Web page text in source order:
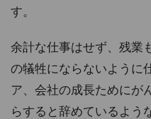
す。
余計な仕事はせず、残業
の犠牲にならないように
ア、会社の成長ためにが
らすると辞めているよ